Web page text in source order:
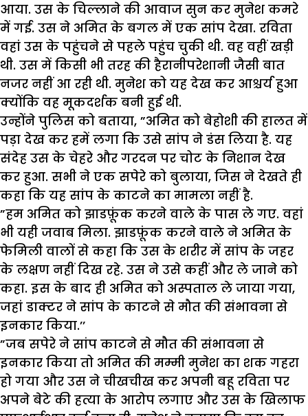
आया. उस के चिल्लाने की आवाज सुन कर मुनेश कमरे
में गई. उस ने अमित के बगल में एक सांप देखा. रविता
वहां उस के पहुंचने से पहले पहुंच चुकी थी. वह वहीं खड़ी
थी. उस में किसी भी तरह की हैरानीपरेशानी जैसी बात
नजर नहीं आ रही थी. मुनेश को यह देख कर आश्चर्य हुआ
क्योंकि वह मूकदर्शक बनी हुई थी.
उन्होंने पुलिस को बताया, ”अमित को बेहोशी की हालत में
पड़ा देख कर हमें लगा कि उसे सांप ने डंस लिया है. यह
संदेह उस के चेहरे और गरदन पर चोट के निशान देख
कर हुआ. सभी ने एक सपेरे को बुलाया, जिस ने देखते ही
कहा कि यह सांप के काटने का मामला नहीं है.
”हम अमित को झाडफ़ूंक करने वाले के पास ले गए. वहां
भी यही जवाब मिला. झाडफ़ूंक करने वाले ने अमित के
फेमिली वालों से कहा कि उस के शरीर में सांप के जहर
के लक्षण नहीं दिख रहे. उस ने उसे कहीं और ले जाने को
कहा. इस के बाद ही अमित को अस्पताल ले जाया गया,
जहां डाक्टर ने सांप के काटने से मौत की संभावना से
इनकार किया.’’
”जब सपेरे ने सांप काटने से मौत की संभावना से
इनकार किया तो अमित की मम्मी मुनेश का शक गहरा
हो गया और उस ने चीखचीख कर अपनी बहू रविता पर
अपने बेटे की हत्या के आरोप लगाए और उस के खिलाफ